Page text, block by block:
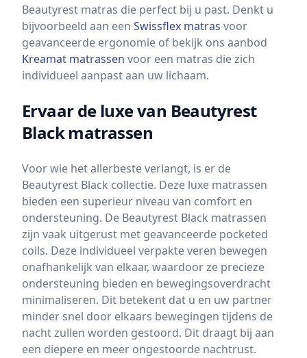
Beautyrest matras die perfect bij u past. Denkt u
bijvoorbeeld aan een Swissflex matras voor
geavanceerde ergonomie of bekijk ons aanbod
Kreamat matrassen voor een matras die zich
individueel aanpast aan uw lichaam.
Ervaar de luxe van Beautyrest
Black matrassen
Voor wie het allerbeste verlangt, is er de
Beautyrest Black collectie. Deze luxe matrassen
bieden een superieur niveau van comfort en
ondersteuning. De Beautyrest Black matrassen
zijn vaak uitgerust met geavanceerde pocketed
coils. Deze individueel verpakte veren bewegen
onafhankelijk van elkaar, waardoor ze precieze
ondersteuning bieden en bewegingsoverdracht
minimaliseren. Dit betekent dat u en uw partner
minder snel door elkaars bewegingen tijdens de
nacht zullen worden gestoord. Dit draagt bij aan
een diepere en meer ongestoorde nachtrust.